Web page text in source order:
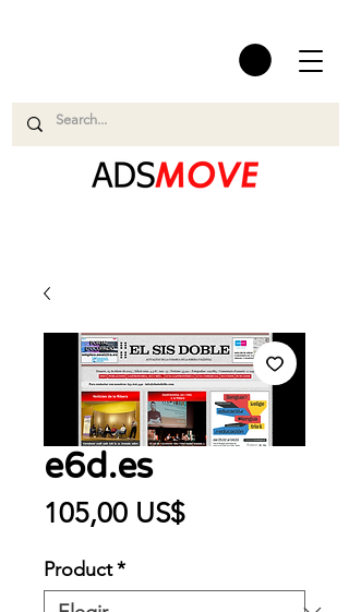
e6d.es
105,00 US$Precio
Product*